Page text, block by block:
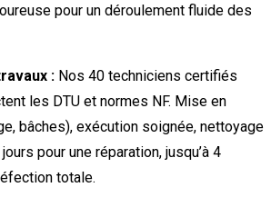
pour un déroulement fluide des
: Nos 40 techniciens certifiés
les DTU et normes NF. Mise en
bâches), exécution soignée, nettoyage
pour une réparation, jusqu’à 4
totale.